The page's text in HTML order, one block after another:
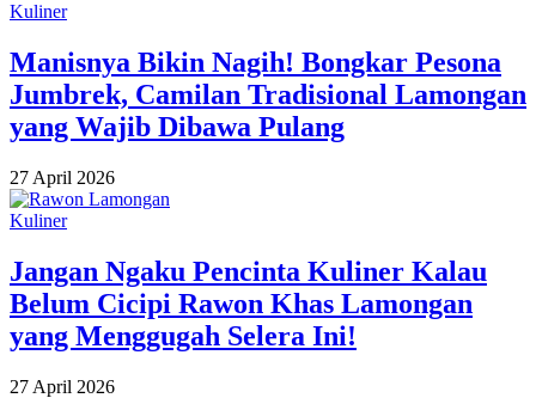
Kuliner
Manisnya Bikin Nagih! Bongkar Pesona
Jumbrek, Camilan Tradisional Lamongan
yang Wajib Dibawa Pulang
27 April 2026
Kuliner
Jangan Ngaku Pencinta Kuliner Kalau
Belum Cicipi Rawon Khas Lamongan
yang Menggugah Selera Ini!
27 April 2026